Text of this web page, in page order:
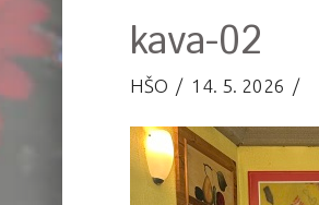
kava-02
HŠO 14. 5. 2026